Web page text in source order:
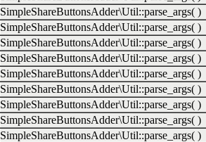
SimpleShareButtonsAdder\Util::parse_args( )
SimpleShareButtonsAdder\Util::parse_args( )
SimpleShareButtonsAdder\Util::parse_args( )
SimpleShareButtonsAdder\Util::parse_args( )
SimpleShareButtonsAdder\Util::parse_args( )
SimpleShareButtonsAdder\Util::parse_args( )
SimpleShareButtonsAdder\Util::parse_args( )
SimpleShareButtonsAdder\Util::parse_args( )
SimpleShareButtonsAdder\Util::parse_args( )